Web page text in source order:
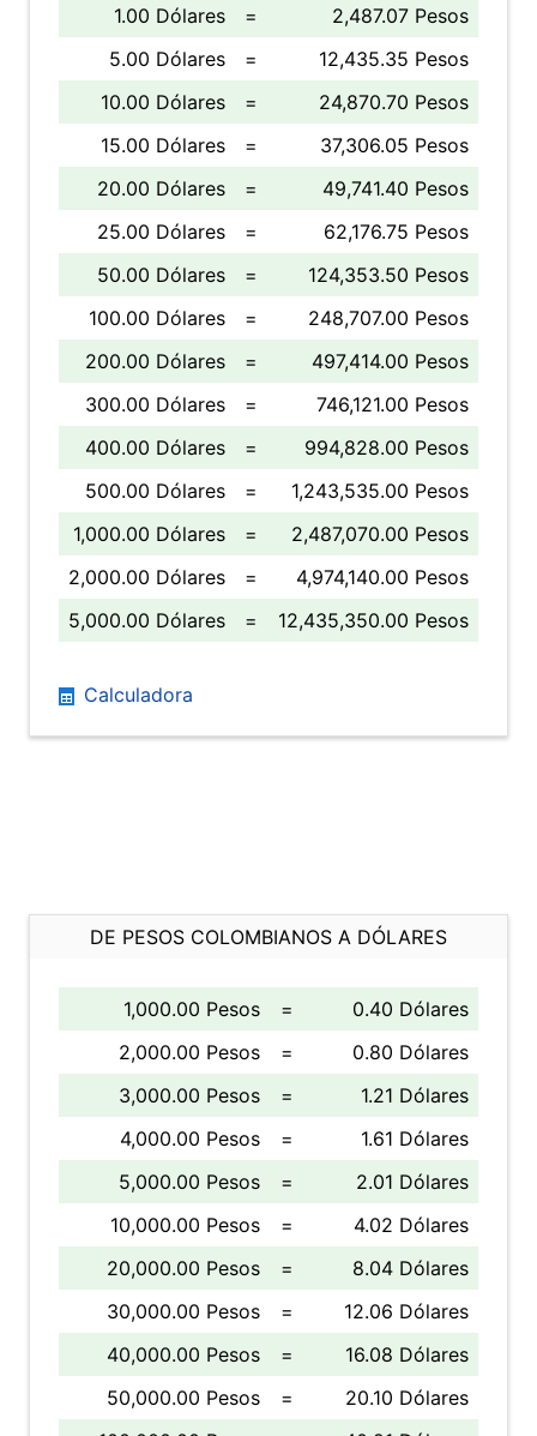
1.00 Dólares =
2,487.07 Pesos
5.00 Dólares
=
12,435.35 Pesos
10.00 Dólares
=
24,870.70 Pesos
15.00 Dólares
=
37,306.05 Pesos
20.00 Dólares
=
49,741.40 Pesos
25.00 Dólares
=
62,176.75 Pesos
50.00 Dólares
=
124,353.50 Pesos
100.00 Dólares
=
248,707.00 Pesos
200.00 Dólares
=
497,414.00 Pesos
300.00 Dólares
=
746,121.00 Pesos
400.00 Dólares
=
994,828.00 Pesos
500.00 Dólares
=
1,243,535.00 Pesos
1,000.00 Dólares
=
2,487,070.00 Pesos
2,000.00 Dólares
=
4,974,140.00 Pesos
5,000.00 Dólares
= 12,435,350.00 Pesos
Calculadora
DE PESOS COLOMBIANOS A DÓLARES
1,000.00 Pesos =
0.40 Dólares
2,000.00 Pesos
=
0.80 Dólares
3,000.00 Pesos
=
1.21 Dólares
4,000.00 Pesos
=
1.61 Dólares
5,000.00 Pesos
=
2.01 Dólares
10,000.00 Pesos
=
4.02 Dólares
20,000.00 Pesos
=
8.04 Dólares
30,000.00 Pesos
=
12.06 Dólares
40,000.00 Pesos
=
16.08 Dólares
50,000.00 Pesos
=
20.10 Dólares